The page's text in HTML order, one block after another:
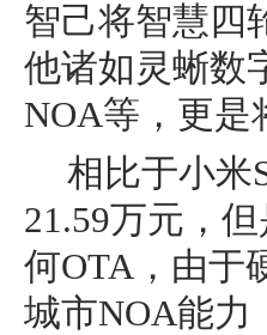
智己将智慧四
他诸如灵蜥数
NOA等，更是
相比于小米
21.59万元，
何OTA，由于
城市NOA能力